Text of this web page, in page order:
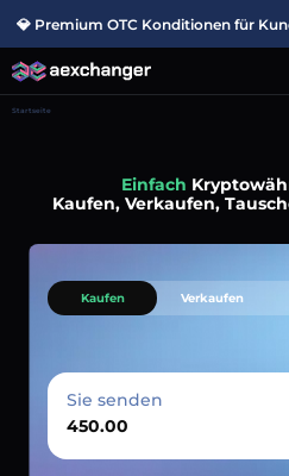
💎 Premium OTC Konditionen für
Startseite
Einfach
Kaufen, Verkaufen,
Kaufen Verkaufen
Sie senden